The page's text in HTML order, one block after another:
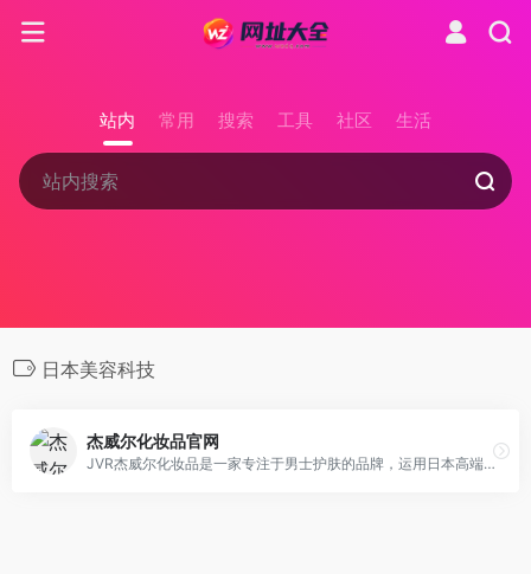
站内 常用 搜索 工具 社区 生活
日本美容科技
杰威尔化妆品官网
JVR杰威尔化妆品是一家专注于男士护肤的品牌，运用日本高端创新美容科技和天然护肤精华，以革命性配方为新生代男士提供卓越的护肤产品和服务。